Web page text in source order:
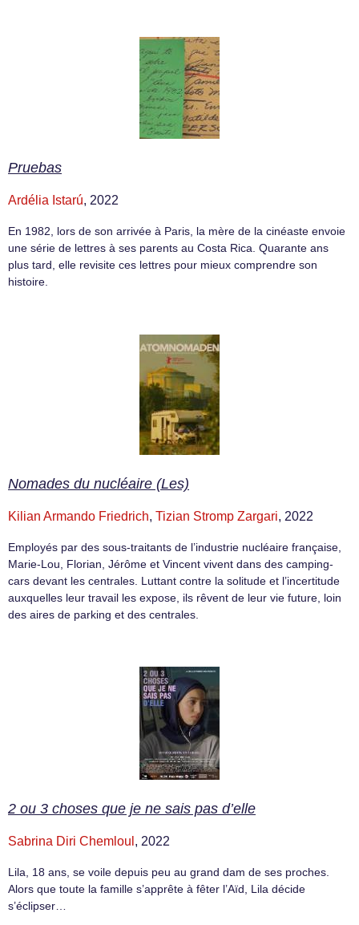
Pruebas
Ardélia Istarú, 2022
En 1982, lors de son arrivée à Paris, la mère de la cinéaste envoie
une série de lettres à ses parents au Costa Rica. Quarante ans
plus tard, elle revisite ces lettres pour mieux comprendre son
histoire.
Nomades du nucléaire (Les)
Kilian Armando Friedrich, Tizian Stromp Zargari, 2022
Employés par des sous-traitants de l’industrie nucléaire française,
Marie-Lou, Florian, Jérôme et Vincent vivent dans des camping-
cars devant les centrales. Luttant contre la solitude et l’incertitude
auxquelles leur travail les expose, ils rêvent de leur vie future, loin
des aires de parking et des centrales.
2 ou 3 choses que je ne sais pas d’elle
Sabrina Diri Chemloul , 2022
Lila, 18 ans, se voile depuis peu au grand dam de ses proches.
Alors que toute la famille s’apprête à fêter l’Aïd, Lila décide
s’éclipser…